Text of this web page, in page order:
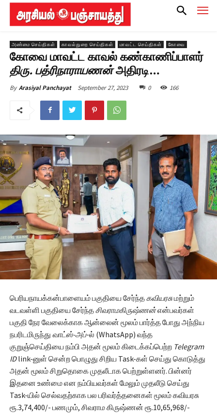
அண்மை செய்திகள் காவல்துறை செய்திகள் மாவட்ட செய்திகள் கோவை
கோவை மாவட்ட காவல் கண்காணிப்பாளர்
திரு. பத்ரிநாராயணன்அதிரடி…
By Arasiyal Panchayat September 27, 2023 0 166
பெரியநாயக்கன்பாளையம் பகுதியை சேர்ந்தகவியரசுமற்றும்
வடவள்ளி பகுதியை சேர்ந்தசிவராமகிருஷ்ணன்என்பவர்கள்
பகுதி நேர வேலைக்காக ஆன்லைன் மூலம் பார்த்த போது அந்நிய
நபரிடமிருந்து வாட்ஸ்-அப்-ல் (WhatsApp) வந்த
குறுஞ்செய்தியை நம்பி அதன் மூலம் கிடைக்கப்பெற்ற Telegram
IDlink-னுள் சென்ற பொழுது சிறிய Task-கள் செய்து கொடுத்து
அதன் மூலம் சிறுதொகை முதலீடாக பெற்றுள்ளனர். பின்னர்
இதனை உண்மை என நம்பியவர்கள் மேலும் முதலீடு செய்து
Task-யில் செல்வதற்காக பல பரிவர்த்தனைகள் மூலம் கவியரசு
ரூ.3,74,400/- பணமும், சிவராம கிருஷ்ணன் ரூ.10,65,968/-